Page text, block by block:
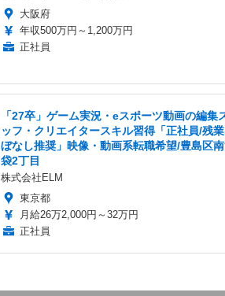
大阪府
年収500万円～1,200万円
正社員
「27卒」ゲーム実況・eスポーツ動画の編集
ッフ・クリエイタースキル習得「正社員/残
ぼなし推奨」映像・動画系転職希望/豊島区
袋2丁目
株式会社ELM
東京都
月給26万2,000円～32万円
正社員